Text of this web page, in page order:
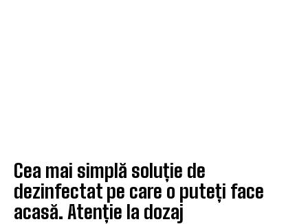
Cea mai simplă soluție de
dezinfectat pe care o puteți face
acasă. Atenție la dozaj